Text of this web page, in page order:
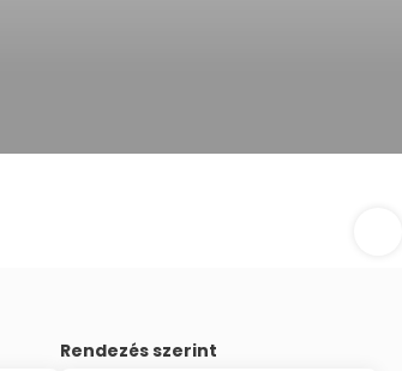
Rendezés szerint